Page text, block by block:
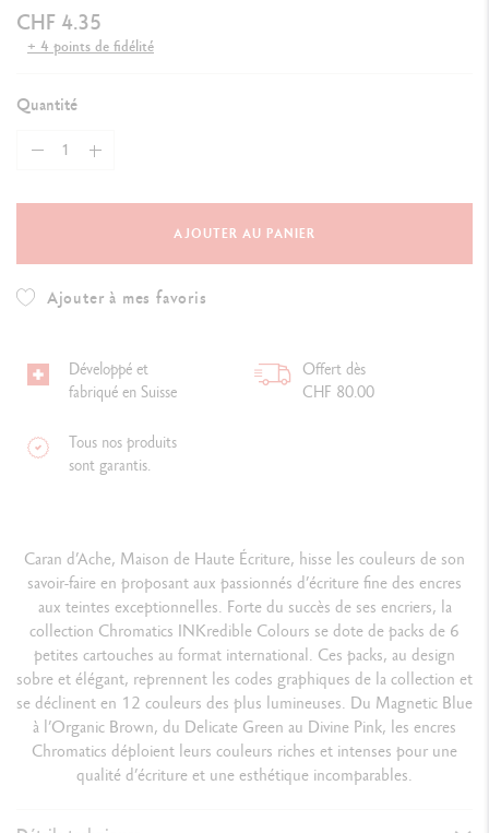
CHF 4.35
+ 4 points de fidélité
Quantité
AJOUTER AU PANIER
Ajouter à mes favoris
Développé et
fabriqué en Suisse
Offert dès
CHF 80.00
Tous nos produits
sont garantis.
Caran d’Ache, Maison de Haute Écriture, hisse les couleurs de son
savoir-faire en proposant aux passionnés d’écriture fine des encres
aux teintes exceptionnelles. Forte du succès de ses encriers, la
collection Chromatics INKredible Colours se dote de packs de 6
petites cartouches au format international. Ces packs, au design
sobre et élégant, reprennent les codes graphiques de la collection et
se déclinent en 12 couleurs des plus lumineuses. Du Magnetic Blue
à l’Organic Brown, du Delicate Green au Divine Pink, les encres
Chromatics déploient leurs couleurs riches et intenses pour une
qualité d’écriture et une esthétique incomparables.